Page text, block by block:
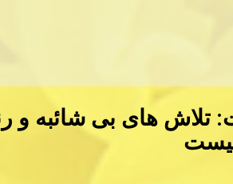
تلاش های بی شائبه و